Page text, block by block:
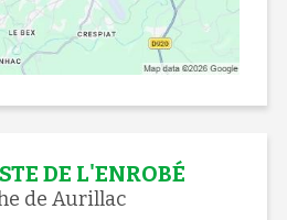
DE L'ENROBÉ
de Aurillac